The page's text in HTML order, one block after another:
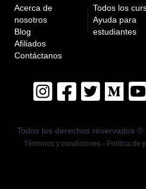
Acerca de
nosotros
Blog
Afiliados
Contáctanos
Todos los
Ayuda para
estudiantes
Todos los derechos reservados©
Términos y condiciones - Política de